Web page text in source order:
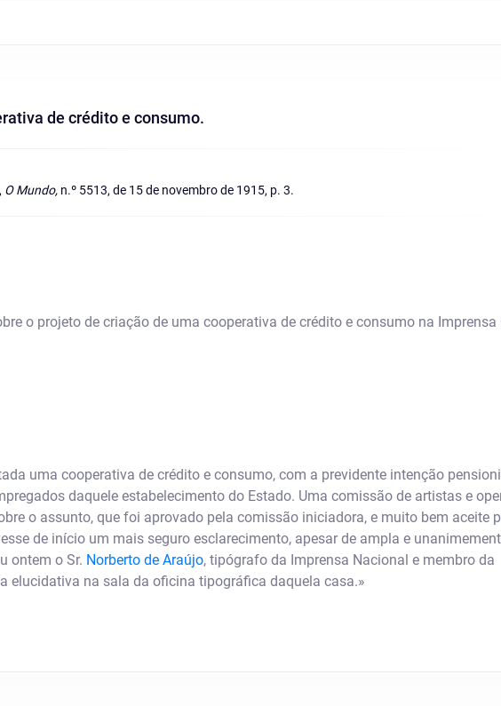
de crédito e consumo.
O Mundo,n.º 5513, de 15 de novembro de 1915, p. 3.
o projeto de criação de uma cooperativa de crédito e consumo na Imprensa
uma cooperativa de crédito e consumo, com a previdente intenção
daquele estabelecimento do Estado. Uma comissão de artistas e
o assunto, que foi aprovado pela comissão iniciadora, e muito bem aceite
de início um mais seguro esclarecimento, apesar de ampla e
ontem o Sr. Norberto de Araújo, tipógrafo da Imprensa Nacional e membro da
elucidativa na sala da oficina tipográfica daquela casa.»